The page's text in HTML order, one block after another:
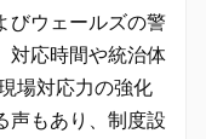
びウェールズの警
対応時間や統治体
場対応力の強化
声もあり、制度設